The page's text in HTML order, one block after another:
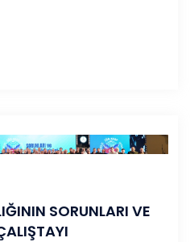
SORUNLARI VE